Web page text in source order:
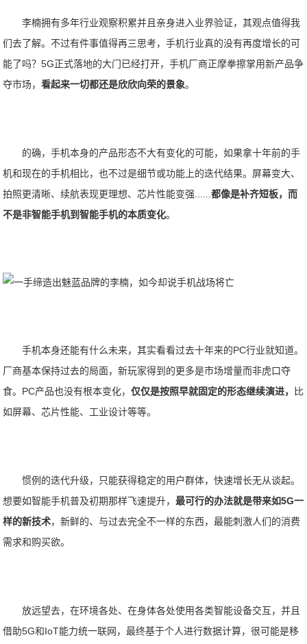
李楠拥有多年行业观察积累并且亲身进入业界验证，其观点值得我
们去了解。不过有件事值得再三思考，手机行业真的没有再度增长的可
能了吗？5G正式落地的大门已经打开，手机厂商正摩拳擦掌用新产品争
夺市场，看起来一切都还是欣欣向荣的景象。
的确，手机本身的产品形态不大有变化的可能，如果拿十年前的手
机和现在的手机相比，也不过是细节或功能上的迭代结果。屏幕变大、
拍照更清晰、续航表现更理想、芯片性能变强......都像是补齐短板，而
不是非智能手机到智能手机的本质变化。
手机本身还能有什么未来，其实看看过去十年来的PC行业就知道。
厂商基本保持过去的局面，新玩家得到的更多是市场增量而非虎口夺
食。PC产品也没有根本变化，仅仅是按照早就固定的形态继续演进，
比
如屏幕、芯片性能、工业设计等等。
惯例的迭代升级，只能获得稳定的用户群体，快速增长无从谈起。
想要如智能手机普及初期那样飞速提升，最可行的办法就是带来如5G一
样的新技术，新鲜的、与过去完全不一样的东西，最能刺激人们的消费
需求和购买欲。
放远望去，在环境各处、在身体各处使用各类智能设备交互，并且
借助5G和IoT能力统一联网，最终基于个人进行数据计算，很可能是移